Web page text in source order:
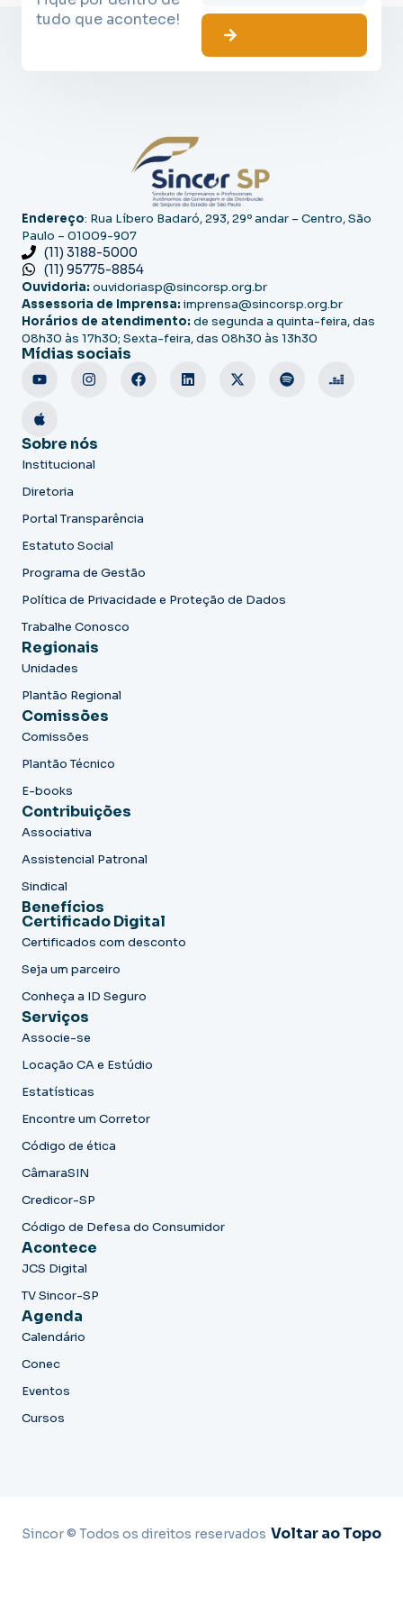
tudo que acontece!
Endereço: Rua Líbero Badaró, 293, 29º andar – Centro, São
Paulo – 01009-907
(11) 3188-5000
(11) 95775-8854
Ouvidoria: ouvidoriasp@sincorsp.org.br
Assessoria de Imprensa: imprensa@sincorsp.org.br
Horários de atendimento: de segunda a quinta-feira, das
08h30 às 17h30; Sexta-feira, das 08h30 às 13h30
Mídias sociais
Sobre nós
Institucional
Diretoria
Portal Transparência
Estatuto Social
Programa de Gestão
Política de Privacidade e Proteção de Dados
Trabalhe Conosco
Regionais
Unidades
Plantão Regional
Comissões
Comissões
Plantão Técnico
E-books
Contribuições
Associativa
Assistencial Patronal
Sindical
Benefícios
Certificado Digital
Certificados com desconto
Seja um parceiro
Conheça a ID Seguro
Serviços
Associe-se
Locação CA e Estúdio
Estatísticas
Encontre um Corretor
Código de ética
CâmaraSIN
Credicor-SP
Código de Defesa do Consumidor
Acontece
JCS Digital
TV Sincor-SP
Agenda
Calendário
Conec
Eventos
Cursos
Sincor © Todos os direitos reservados Voltar ao Topo